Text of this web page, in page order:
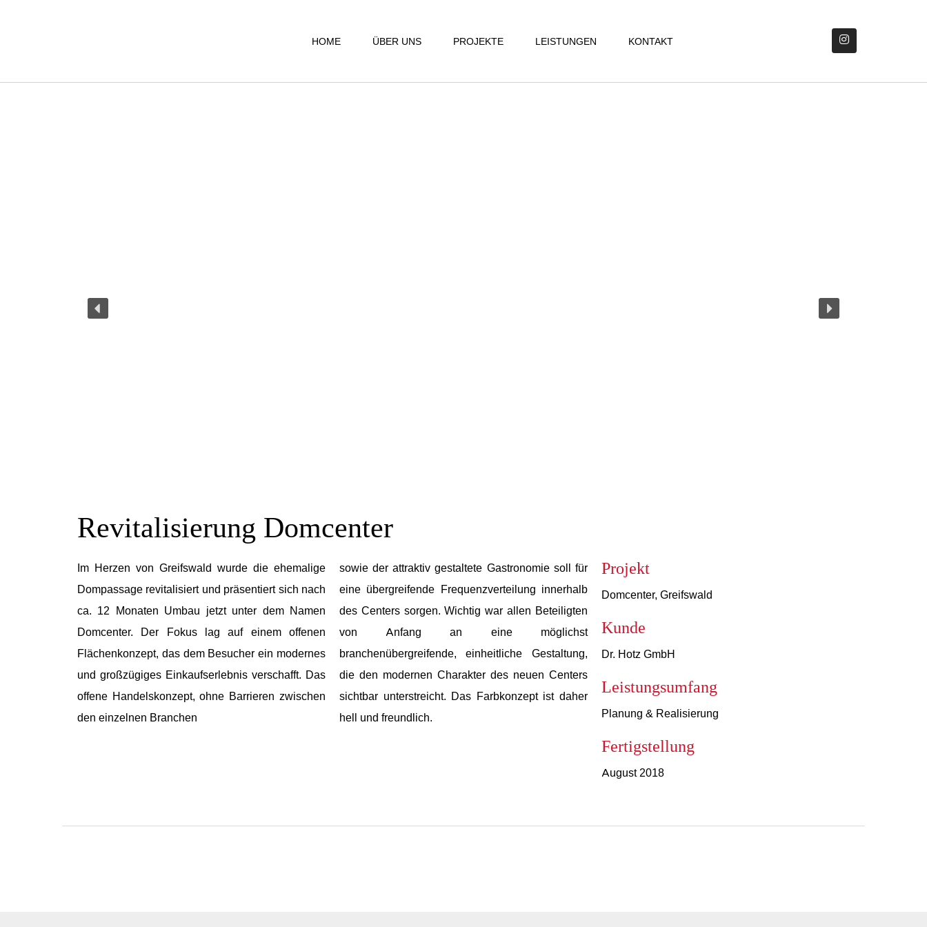
HOME ÜBER UNS PROJEKTE LEISTUNGEN KONTAKT
Revitalisierung Domcenter
Im Herzen von Greifswald wurde die ehemalige
Dompassage revitalisiert und präsentiert sich nach
ca. 12 Monaten Umbau jetzt unter dem Namen
Domcenter. Der Fokus lag auf einem offenen
Flächenkonzept, das dem Besucher ein modernes
und großzügiges Einkaufserlebnis verschafft. Das
offene Handelskonzept, ohne Barrieren zwischen
den einzelnen Branchen
sowie der attraktiv gestaltete Gastronomie soll für
eine übergreifende Frequenzverteilung innerhalb
des Centers sorgen. Wichtig war allen Beteiligten
von Anfang an eine möglichst
branchenübergreifende, einheitliche Gestaltung,
die den modernen Charakter des neuen Centers
sichtbar unterstreicht. Das Farbkonzept ist daher
hell und freundlich.
Projekt
Domcenter, Greifswald
Kunde
Dr. Hotz GmbH
Leistungsumfang
Planung & Realisierung
Fertigstellung
August 2018